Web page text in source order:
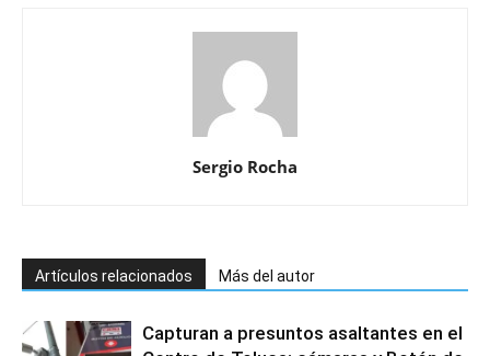
Sergio Rocha
Artículos relacionados Más del autor
Capturan a presuntos asaltantes en el